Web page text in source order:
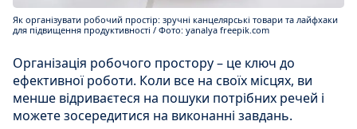
Як організувати робочий простір: зручні канцелярські товари та лайфхаки
для підвищення продуктивності / Фото: yanalya freepik.com
Організація робочого простору – це ключ до
ефективної роботи. Коли все на своїх місцях, ви
менше відриваєтеся на пошуки потрібних речей і
можете зосередитися на виконанні завдань.